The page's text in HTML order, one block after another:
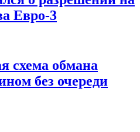
Евро-3
схема обмана
без очереди